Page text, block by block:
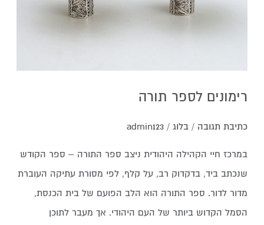
רימונים לספר תורה
כתיבת תגובה / בלוג/
admin123
במרכז חיי הקהילה היהודית ניצב ספר התורה – ספר הקודש
שנכתב ביד, בדקדוק רב, על קלף, לפי מסורת עתיקה העוברת
מדור לדור. ספר התורה הוא הלב הפועם של בית הכנסת,
הסמל הקדוש ביותר של העם היהודי. אך מעבר לתוכן